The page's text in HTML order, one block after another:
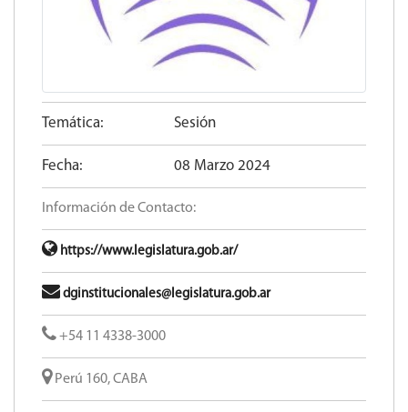
Temática: Sesión
Fecha: 08 Marzo 2024
Información de Contacto:
https://www.legislatura.gob.ar/
dginstitucionales@legislatura.gob.ar
+54 11 4338-3000
Perú 160, CABA